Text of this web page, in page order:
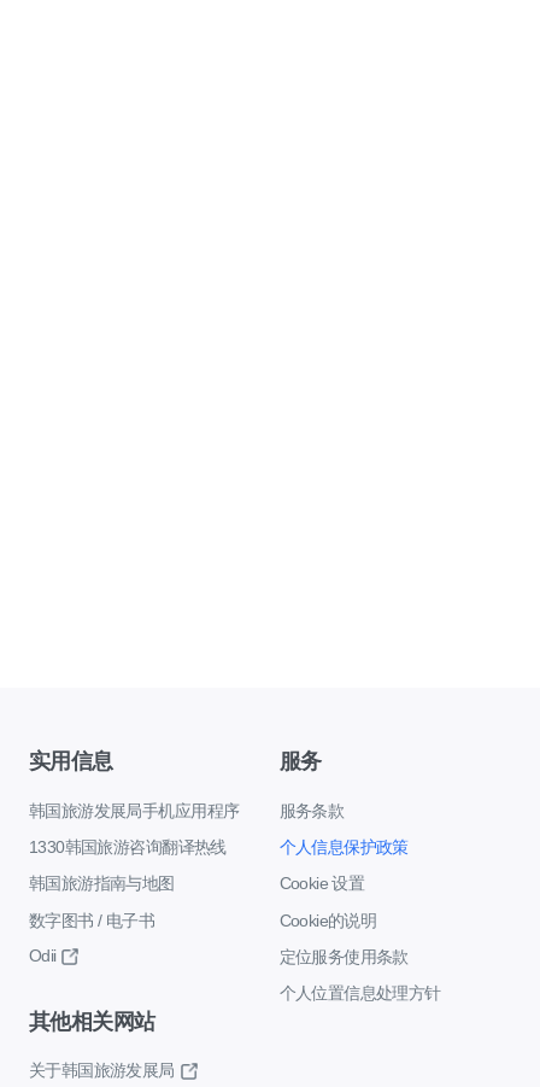
实用信息
韩国旅游发展局手机应用程序
1330韩国旅游咨询翻译热线
韩国旅游指南与地图
数字图书 / 电子书
Odii
服务
服务条款
个人信息保护政策
Cookie 设置
Cookie的说明
定位服务使用条款
个人位置信息处理方针
其他相关网站
关于韩国旅游发展局